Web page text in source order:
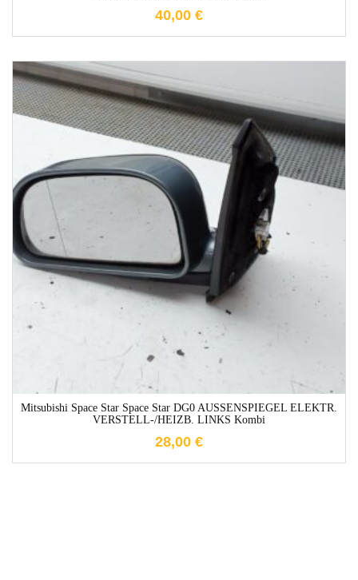
40,00 €
Mitsubishi Space Star Space Star DG0 AUSSENSPIEGEL ELEKTR.
VERSTELL-/HEIZB. LINKS Kombi
28,00 €
1-3 Werktage